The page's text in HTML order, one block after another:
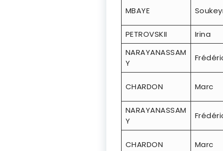
MBAYE
PETROVSKII Irina
NARAYANASSAM
Y
CHARDON Marc
NARAYANASSAM
Y
CHARDON Marc